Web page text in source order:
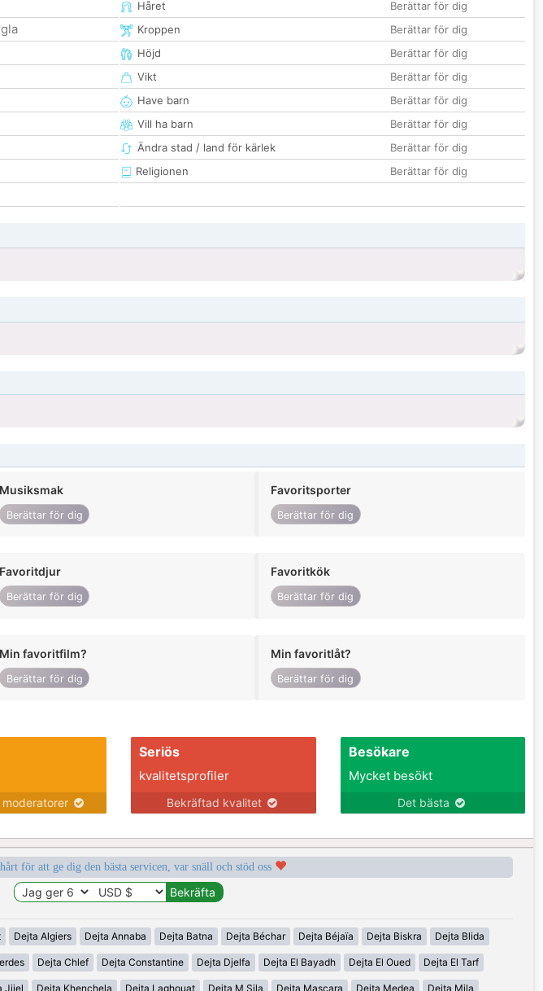
Håret
Berättar för dig
Kroppen
Berättar för dig
Höjd
Berättar för dig
Vikt
Berättar för dig
Have barn
Berättar för dig
Vill ha barn
Berättar för dig
Ändra stad / land för kärlek
Berättar för dig
Religionen
Berättar för dig
Musiksmak
Berättar för dig
Favoritsporter
Berättar för dig
Favoritdjur
Berättar för dig
Favoritkök
Berättar för dig
Min favoritfilm?
Berättar för dig
Min favoritlåt?
Berättar för dig
moderatorer
Seriös
kvalitetsprofiler
Bekräftad kvalitet
Besökare
Mycket besökt
Det bästa
för att ge dig den bästa servicen, var snäll och stöd oss
Dejta Algiers Dejta Annaba Dejta Batna Dejta Béchar Dejta Béjaïa Dejta Biskra Dejta Blida
Dejta Chlef Dejta Constantine Dejta Djelfa Dejta El Bayadh Dejta El Oued Dejta El Tarf
Jijel Dejta Khenchela Dejta Laghouat Dejta M Sila Dejta Mascara Dejta Medea Dejta Mila